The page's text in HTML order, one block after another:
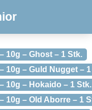
10g – Ghost – 1 Stk.
10g – Guld Nugget –
10g – Hokaido – 1 Stk.
10g – Old Aborre – 1